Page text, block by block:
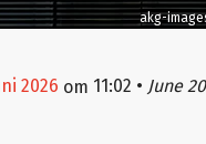
akg-
2026 om 11:02 • June